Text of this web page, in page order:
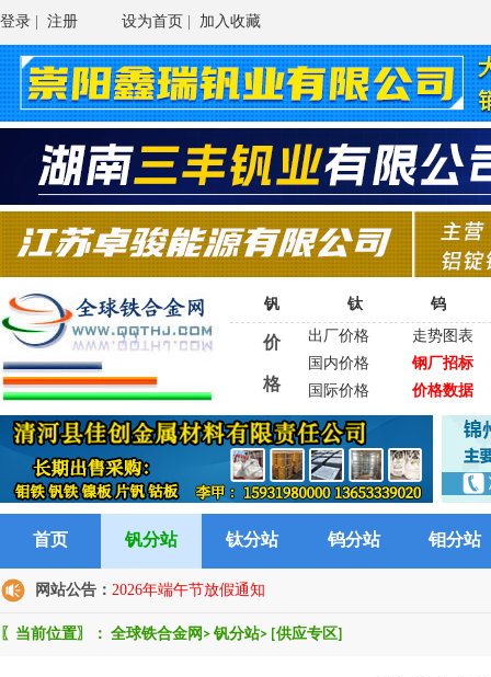
登录 注册 设为首页 加入收藏
钒 钛 钨
价
格
出厂价格
走势图表
国内价格
钢厂招标
国际价格
价格数据
首页 钒分站 钛分站 钨分站 钼分站
网站公告： 2026年端午节放假通知
〖当前位置〗： 全球铁合金网 > 钒分站> [供应专区]